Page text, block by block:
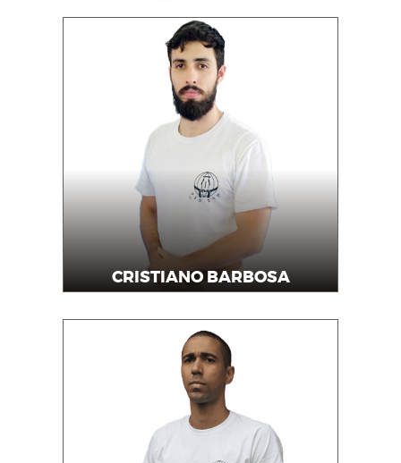
CRISTIANO BARBOSA
Instrutor